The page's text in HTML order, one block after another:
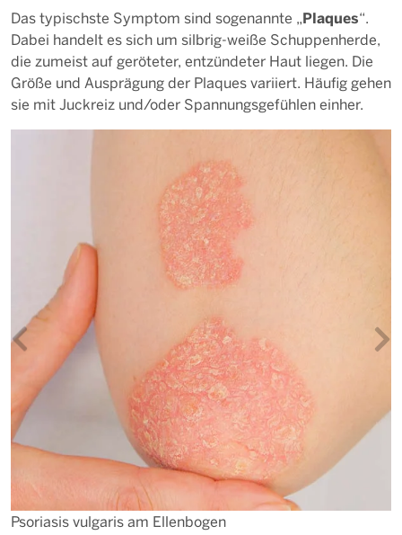
Das typischste Symptom sind sogenannte „Plaques“.
Dabei handelt es sich um silbrig-weiße Schuppenherde,
die zumeist auf geröteter, entzündeter Haut liegen. Die
Größe und Ausprägung der Plaques variiert. Häufig gehen
sie mit Juckreiz und/oder Spannungsgefühlen einher.
Psoriasis vulgaris am Ellenbogen